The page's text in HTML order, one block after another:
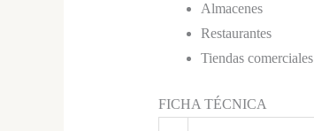
Almacenes
Restaurantes
Tiendas comerciales
FICHA TÉCNICA